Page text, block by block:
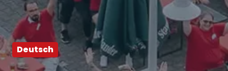
Deutsch